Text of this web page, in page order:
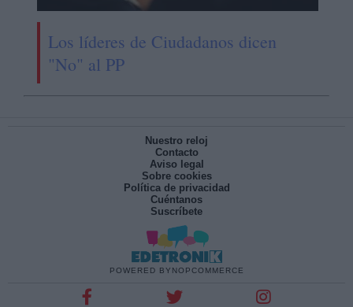
Los líderes de Ciudadanos dicen
"No" al PP
Nuestro reloj
Contacto
Aviso legal
Sobre cookies
Política de privacidad
Cuéntanos
Suscríbete
POWERED BY NOPCOMMERCE